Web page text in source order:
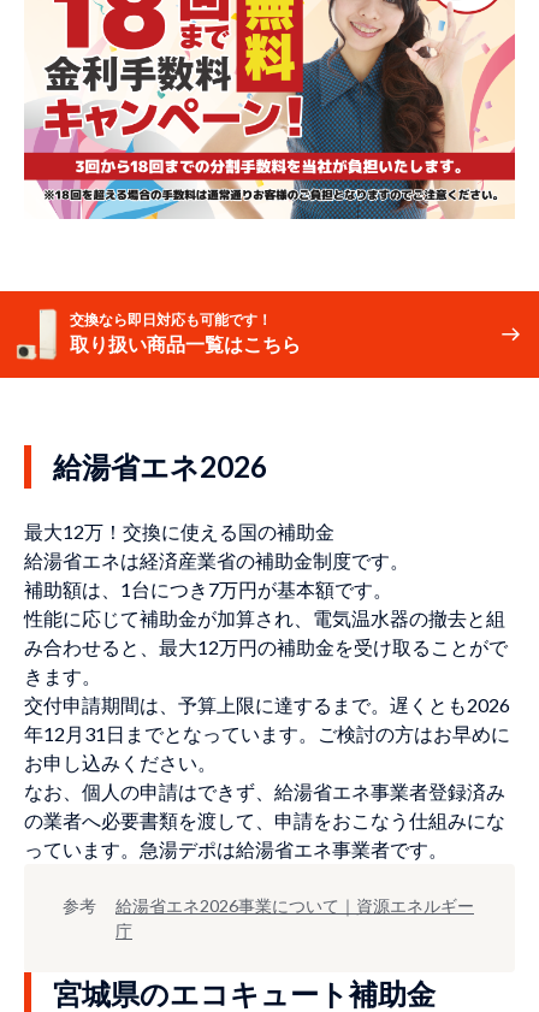
交換なら即日対応も可能です！
取り扱い商品一覧はこちら
給湯省エネ2026
最大12万！交換に使える国の補助金
給湯省エネは経済産業省の補助金制度です。
補助額は、1台につき7万円が基本額です。
性能に応じて補助金が加算され、電気温水器の撤去と組
み合わせると、最大12万円の補助金を受け取ることがで
きます。
交付申請期間は、予算上限に達するまで。遅くとも2026
年12月31日までとなっています。ご検討の方はお早めに
お申し込みください。
なお、個人の申請はできず、給湯省エネ事業者登録済み
の業者へ必要書類を渡して、申請をおこなう仕組みにな
っています。急湯デポは給湯省エネ事業者です。
参考
給湯省エネ2026事業について｜資源エネルギー
庁
宮城県のエコキュート補助金